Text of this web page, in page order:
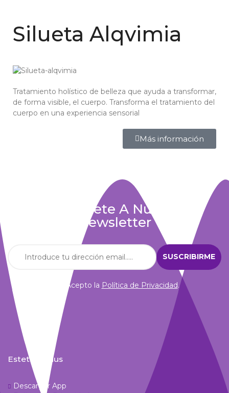
Silueta Alqvimia
Tratamiento holístico de belleza que ayuda a transformar,
de forma visible, el cuerpo. Transforma el tratamiento del
cuerpo en una experiencia sensorial
Más información
Suscríbete A Nuestra
Newsletter
Acepto la Política de Privacidad.
Estetic Venus
Descargar App